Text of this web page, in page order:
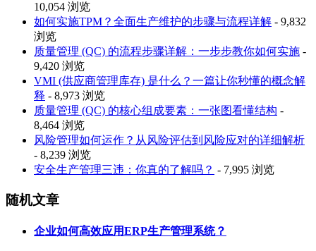
10,054 浏览
如何实施TPM？全面生产维护的步骤与流程详解 - 9,832
浏览
质量管理 (QC) 的流程步骤详解：一步步教你如何实施 -
9,420 浏览
VMI (供应商管理库存) 是什么？一篇让你秒懂的概念解
释 - 8,973 浏览
质量管理 (QC) 的核心组成要素：一张图看懂结构 -
8,464 浏览
风险管理如何运作？从风险评估到风险应对的详细解析
- 8,239 浏览
安全生产管理三违：你真的了解吗？ - 7,995 浏览
随机文章
企业如何高效应用ERP生产管理系统？